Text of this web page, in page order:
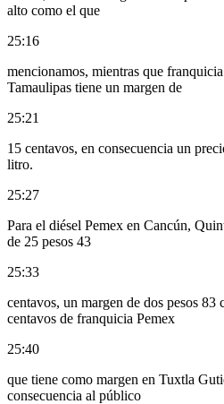
alto como el que
25:16
mencionamos, mientras que
Tamaulipas tiene un margen de
25:21
15 centavos, en consecuencia un
litro.
25:27
Para el diésel Pemex en Cancún,
de 25 pesos 43
25:33
centavos, un margen de dos pesos 83
centavos de franquicia Pemex
25:40
que tiene como margen en Tuxtla
consecuencia al público